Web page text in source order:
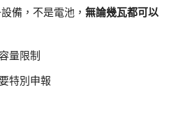
備，不是電池， 無論幾瓦都可以
量限制
特別申報